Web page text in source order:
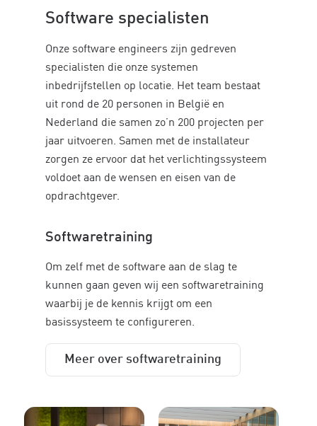
Software specialisten
Onze software engineers zijn gedreven
specialisten die onze systemen
inbedrijfstellen op locatie. Het team bestaat
uit rond de 20 personen in België en
Nederland die samen zo’n 200 projecten per
jaar uitvoeren. Samen met de installateur
zorgen ze ervoor dat het verlichtingssysteem
voldoet aan de wensen en eisen van de
opdrachtgever.
Softwaretraining
Om zelf met de software aan de slag te
kunnen gaan geven wij een softwaretraining
waarbij je de kennis krijgt om een
basissysteem te configureren.
Meer over softwaretraining